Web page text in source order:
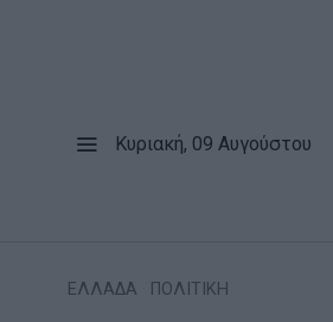
Κυριακή, 09 Αυγούστου
ΕΛΛΑΔΑ ΠΟΛΙΤΙΚΗ